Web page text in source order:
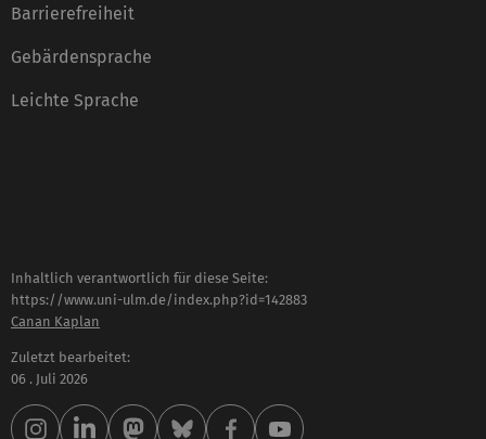
Barrierefreiheit
Gebärdensprache
Leichte Sprache
Inhaltlich verantwortlich für diese Seite:
https://www.uni-ulm.de/index.php?id=142883
Canan Kaplan
Zuletzt bearbeitet:
06 . Juli 2026